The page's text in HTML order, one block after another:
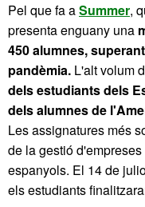
Pel que fa aSummer,
presenta enguany una
450 alumnes,
pandèmia. L'alt volum
dels estudiants dels
dels alumnes de
Les assignatures més
de la gestió
espanyols. El 14 de
els estudiants